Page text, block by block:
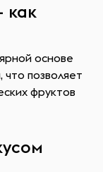
как
основе
позволяет
фруктов